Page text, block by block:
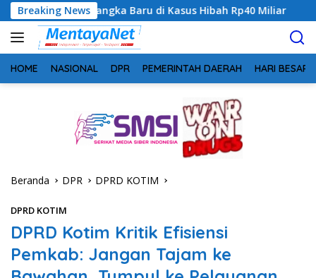
Langsung
ke
konten
Breaking News
Baru di Kasus Hibah Rp40 Miliar Geger! 5
HOME NASIONAL DPR PEMERINTAH DAERAH HARI BESAR
Beranda DPR DPRD KOTIM
DPRD KOTIM
DPRD Kotim Kritik Efisiensi
Pemkab: Jangan Tajam ke